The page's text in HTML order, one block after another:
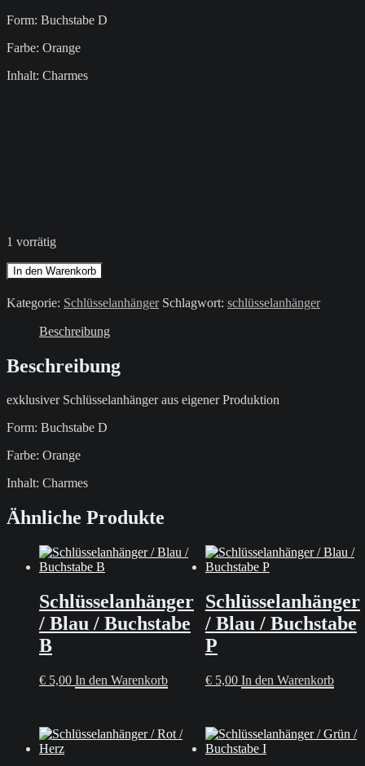
Form: Buchstabe D
Farbe: Orange
Inhalt: Charmes
1 vorrätig
Schlüsselanhänger
/
Orange
Buchstabe
Menge
In den Warenkorb
Kategorie: Schlüsselanhänger Schlagwort: schlüsselanhänger
Beschreibung
Beschreibung
exklusiver Schlüsselanhänger aus eigener Produktion
Form: Buchstabe D
Farbe: Orange
Inhalt: Charmes
Ähnliche Produkte
Schlüsselanhänger
/ Blau / Buchstabe
B
€ 5,00 In den Warenkorb
Schlüsselanhänger
/ Blau / Buchstabe
P
€5,00 In den Warenkorb